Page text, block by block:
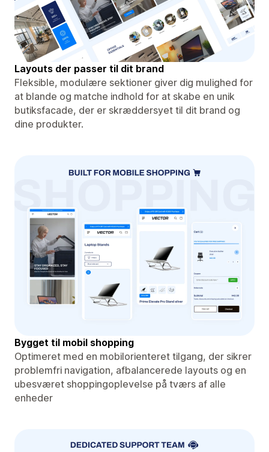
Layouts der passer til dit brand
Fleksible, modulære sektioner giver dig mulighed for
at blande og matche indhold for at skabe en unik
butiksfacade, der er skræddersyet til dit brand og
dine produkter.
Bygget til mobil shopping
Optimeret med en mobilorienteret tilgang, der sikrer
problemfri navigation, afbalancerede layouts og en
ubesværet shoppingoplevelse på tværs af alle
enheder